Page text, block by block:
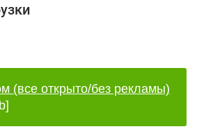
(все открыто/без рекламы)